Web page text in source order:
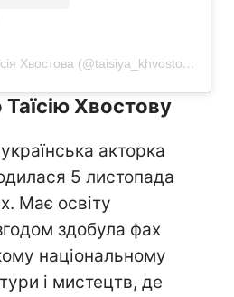
Допис, поширений Таїсія Хвостова (@taisiya_khvostova)
Хвостову
акторка
5 листопада
Має освіту
здобула фах
національному
і мистецтв, де